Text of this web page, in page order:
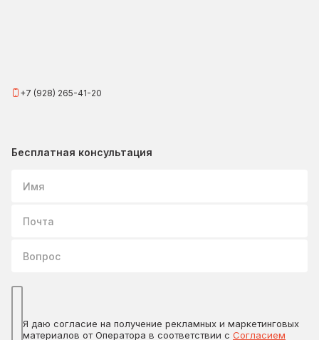
+7 (928) 265-41-20
Бесплатная консультация
Я даю согласие на получение рекламных и маркетинговых
материалов от Оператора в соответствии с Согласием